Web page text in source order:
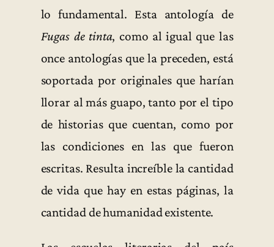
lo fundamental. Esta antología de
Fugas de tinta, como al igual que las
once antologías que la preceden, está
soportada por originales que harían
llorar al más guapo, tanto por el tipo
de historias que cuentan, como por
las condiciones en las que fueron
escritas. Resulta increíble la cantidad
de vida que hay en estas páginas, la
cantidad de humanidad existente.